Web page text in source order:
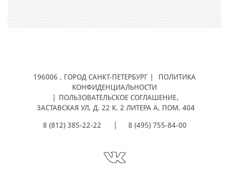
196006 , ГОРОД САНКТ-ПЕТЕРБУРГ |
ПОЛИТИКА
КОНФИДЕНЦИАЛЬНОСТИ
ПОЛЬЗОВАТЕЛЬСКОЕ СОГЛАШЕНИЕ,
ЗАСТАВСКАЯ УЛ, Д. 22 К. 2 ЛИТЕРА А, ПОМ. 404
8 (812) 385-22-22 8 (495) 755-84-00